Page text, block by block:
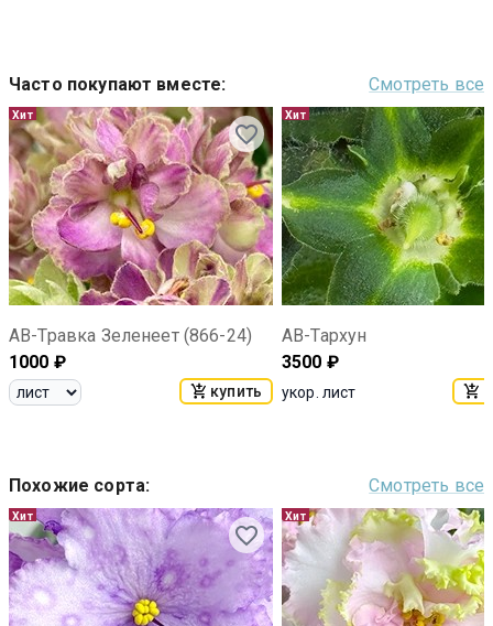
Часто покупают вместе: Смотреть все
Хит
АВ-Травка Зеленеет (866-24)
1000 ₽
купить
Хит
АВ-Тархун
3500 ₽
укор. лист
Похожие сорта: Смотреть все
Хит Хит